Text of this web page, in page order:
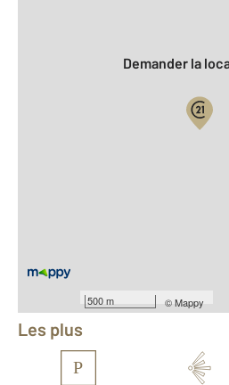
500 m ©Mappy
Demander la
Équipements
Les plus
P